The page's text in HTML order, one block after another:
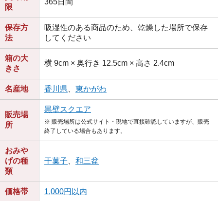
限
保存方
法
吸湿性のある商品のため、乾燥した場所で保存
してください
箱の大
きさ
横 9cm × 奥行き 12.5cm × 高さ 2.4cm
名産地 香川県 東かがわ
販売場
所
黒壁スクエア
※ 販売場所は公式サイト・現地で直接確認していますが、販売
終了している場合もあります。
おみや
げの種
類
干菓子 和三盆
価格帯 1,000円以内